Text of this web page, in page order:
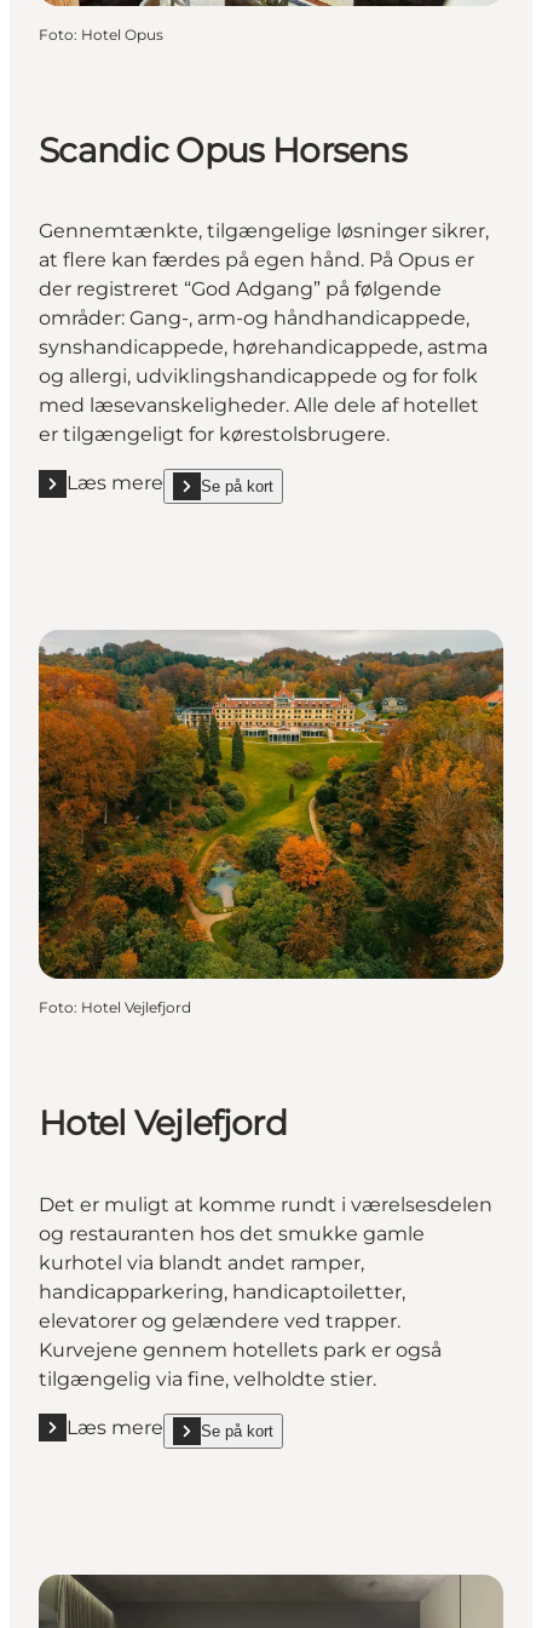
Foto: Hotel Opus
Scandic Opus Horsens
Gennemtænkte, tilgængelige løsninger sikrer,
at flere kan færdes på egen hånd. På Opus er
der registreret “God Adgang” på følgende
områder: Gang-, arm-og håndhandicappede,
synshandicappede, hørehandicappede, astma
og allergi, udviklingshandicappede og for folk
med læsevanskeligheder. Alle dele af hotellet
er tilgængeligt for kørestolsbrugere.
Læs mere
Læs mere "Scandic Opus Horsens"
Se på kort
show Scandic Opus Horsens on_map
Foto: Hotel Vejlefjord
Hotel Vejlefjord
Det er muligt at komme rundt i værelsesdelen
og restauranten hos det smukke gamle
kurhotel via blandt andet ramper,
handicapparkering, handicaptoiletter,
elevatorer og gelændere ved trapper.
Kurvejene gennem hotellets park er også
tilgængelig via fine, velholdte stier.
Læs mere
Læs mere "Hotel Vejlefjord"
Se på kort
show Hotel Vejlefjord on_map